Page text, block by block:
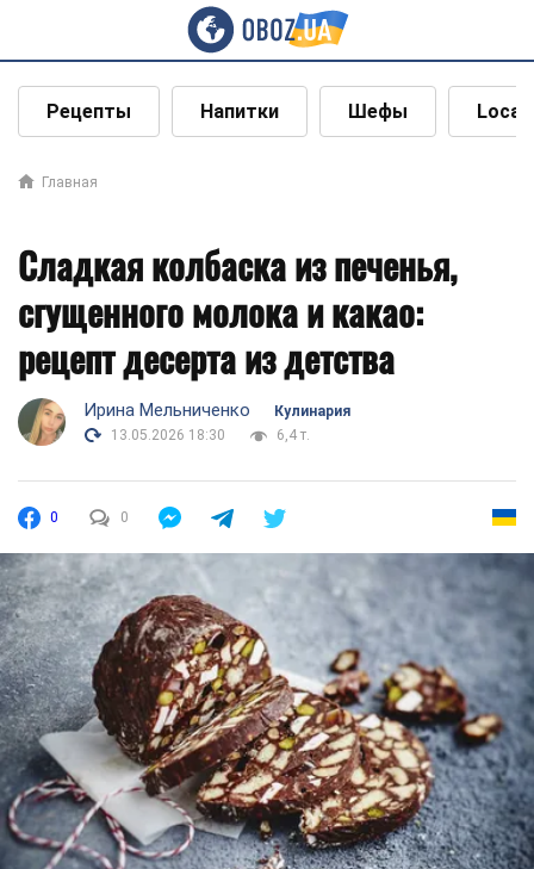
Рецепты Напитки Шефы Local
Главная
Сладкая колбаска из печенья,
сгущенного молока и какао:
рецепт десерта из детства
Ирина Мельниченко
Кулинария
13.05.2026 18:30
6,4 т.
0 0